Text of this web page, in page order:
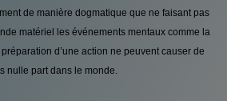
de manière dogmatique que ne faisant pas
matériel les événements mentaux comme la
d’une action ne peuvent causer de
nulle part dans le monde.